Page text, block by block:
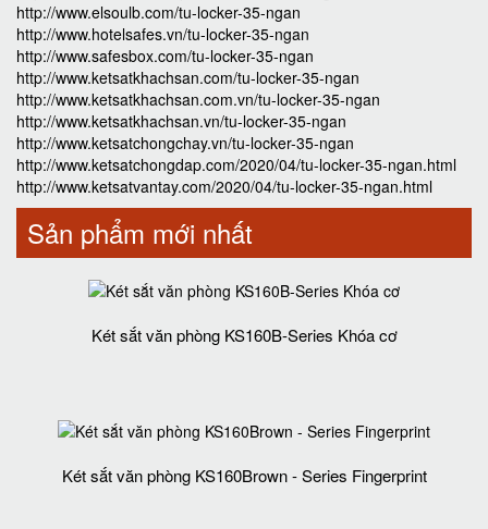
http://www.elsoulb.com/tu-locker-35-ngan
http://www.hotelsafes.vn/tu-locker-35-ngan
http://www.safesbox.com/tu-locker-35-ngan
http://www.ketsatkhachsan.com/tu-locker-35-ngan
http://www.ketsatkhachsan.com.vn/tu-locker-35-ngan
http://www.ketsatkhachsan.vn/tu-locker-35-ngan
http://www.ketsatchongchay.vn/tu-locker-35-ngan
http://www.ketsatchongdap.com/2020/04/tu-locker-35-ngan.html
http://www.ketsatvantay.com/2020/04/tu-locker-35-ngan.html
Sản phẩm mới nhất
Két sắt văn phòng KS160B-Series Khóa cơ
Két sắt văn phòng KS160Brown - Series Fingerprint